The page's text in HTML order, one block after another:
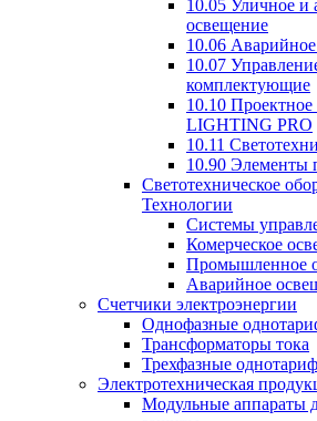
10.05 Уличное и
освещение
10.06
10.07
комплектующие
10.10
LIGHTING PRO
10.11
10.90 Элементы
Светотехническое
Технологии
Системы
Комерческое
Промышленное
Аварийное
Счетчики электроэнергии
Однофазные
Трансформаторы тока
Трехфазные
Электротехническая
Модульные аппараты